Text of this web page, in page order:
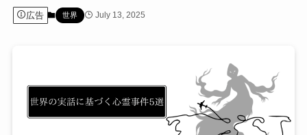
広告 世界 July 13, 2025